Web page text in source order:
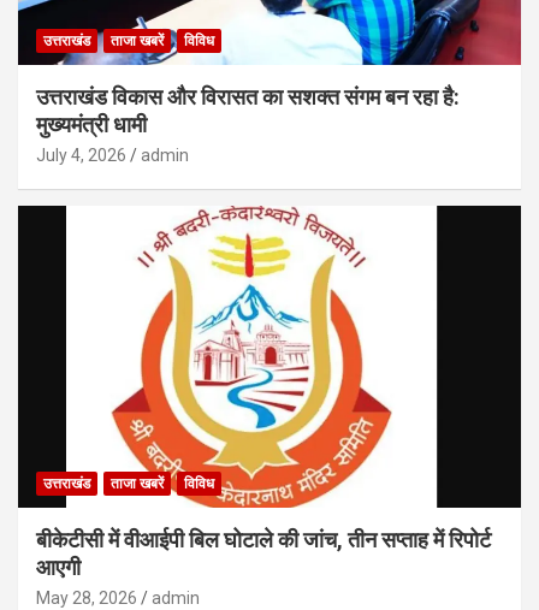
उत्तराखंड ताजा खबरें विविध
उत्तराखंड विकास और विरासत का सशक्त संगम बन रहा है:
मुख्यमंत्री धामी
July 4, 2026 admin
उत्तराखंड ताजा खबरें विविध
बीकेटीसी में वीआईपी बिल घोटाले की जांच, तीन सप्ताह में रिपोर्ट
आएगी
May 28, 2026 admin